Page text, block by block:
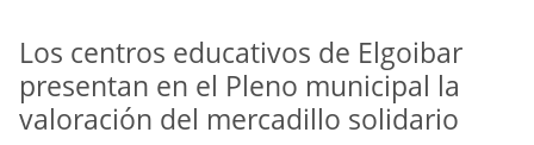
Los centros educativos de Elgoibar
presentan en el Pleno municipal la
valoración del mercadillo solidario